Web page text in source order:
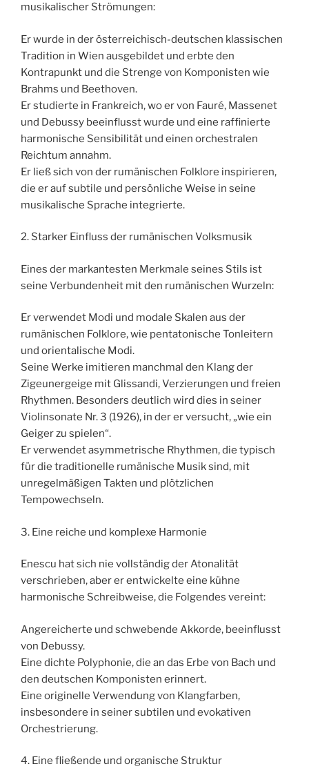
musikalischer Strömungen:
Er wurde in der österreichisch-deutschen klassischen
Tradition in Wien ausgebildet und erbte den
Kontrapunkt und die Strenge von Komponisten wie
Brahms und Beethoven.
Er studierte in Frankreich, wo er von Fauré, Massenet
und Debussy beeinflusst wurde und eine raffinierte
harmonische Sensibilität und einen orchestralen
Reichtum annahm.
Er ließ sich von der rumänischen Folklore inspirieren,
die er auf subtile und persönliche Weise in seine
musikalische Sprache integrierte.
2. Starker Einfluss der rumänischen Volksmusik
Eines der markantesten Merkmale seines Stils ist
seine Verbundenheit mit den rumänischen Wurzeln:
Er verwendet Modi und modale Skalen aus der
rumänischen Folklore, wie pentatonische Tonleitern
und orientalische Modi.
Seine Werke imitieren manchmal den Klang der
Zigeunergeige mit Glissandi, Verzierungen und freien
Rhythmen. Besonders deutlich wird dies in seiner
Violinsonate Nr. 3 (1926), in der er versucht, „wie ein
Geiger zu spielen“.
Er verwendet asymmetrische Rhythmen, die typisch
für die traditionelle rumänische Musik sind, mit
unregelmäßigen Takten und plötzlichen
Tempowechseln.
3. Eine reiche und komplexe Harmonie
Enescu hat sich nie vollständig der Atonalität
verschrieben, aber er entwickelte eine kühne
harmonische Schreibweise, die Folgendes vereint:
Angereicherte und schwebende Akkorde, beeinflusst
von Debussy.
Eine dichte Polyphonie, die an das Erbe von Bach und
den deutschen Komponisten erinnert.
Eine originelle Verwendung von Klangfarben,
insbesondere in seiner subtilen und evokativen
Orchestrierung.
4. Eine fließende und organische Struktur